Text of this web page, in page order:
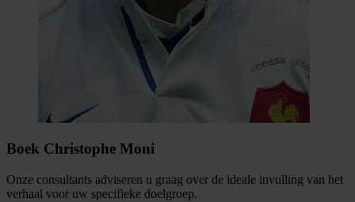
Boek Christophe Moni
Onze consultants adviseren u graag over de ideale invulling van het
verhaal voor uw specifieke doelgroep.